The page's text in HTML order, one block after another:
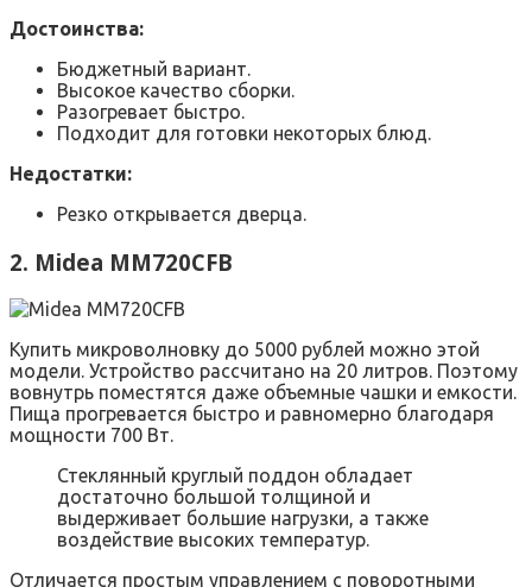
Достоинства:
Бюджетный вариант.
Высокое качество сборки.
Разогревает быстро.
Подходит для готовки некоторых блюд.
Недостатки:
Резко открывается дверца.
2. Midea MM720CFB
Купить микроволновку до 5000 рублей можно этой
модели. Устройство рассчитано на 20 литров. Поэтому
вовнутрь поместятся даже объемные чашки и емкости.
Пища прогревается быстро и равномерно благодаря
мощности 700 Вт.
Стеклянный круглый поддон обладает
достаточно большой толщиной и
выдерживает большие нагрузки, а также
воздействие высоких температур.
Отличается простым управлением с поворотными